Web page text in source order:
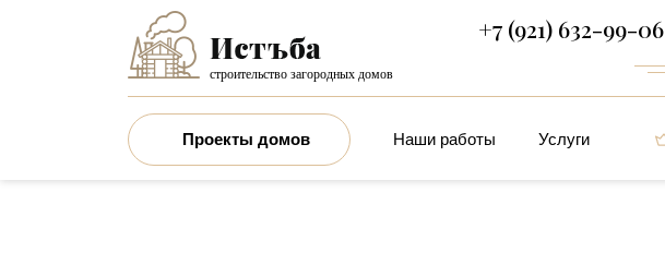
строительство загородных домов
+7 (921) 632-99-06
Проекты домов Наши работы Услуги